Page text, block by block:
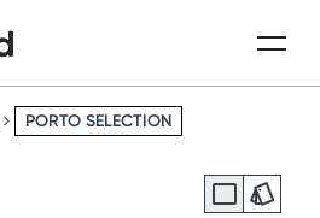
PORTO SELECTION